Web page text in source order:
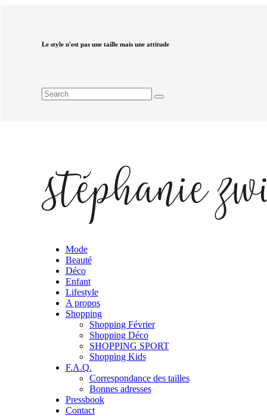
Le style n'est pas une taille mais une attitude
Mode
Beauté
Déco
Enfant
Lifestyle
A propos
Shopping
Shopping Février
Shopping Déco
SHOPPING SPORT
Shopping Kids
F.A.Q.
Correspondance des tailles
Bonnes adresses
Pressbook
Contact